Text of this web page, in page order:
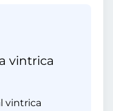
vintrica
vintrica